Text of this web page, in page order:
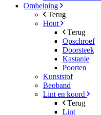
Omheining
Terug
Hout
Terug
Opschroef
Doorsteek
Kastanje
Poorten
Kunststof
Beoband
Lint en koord
Terug
Lint